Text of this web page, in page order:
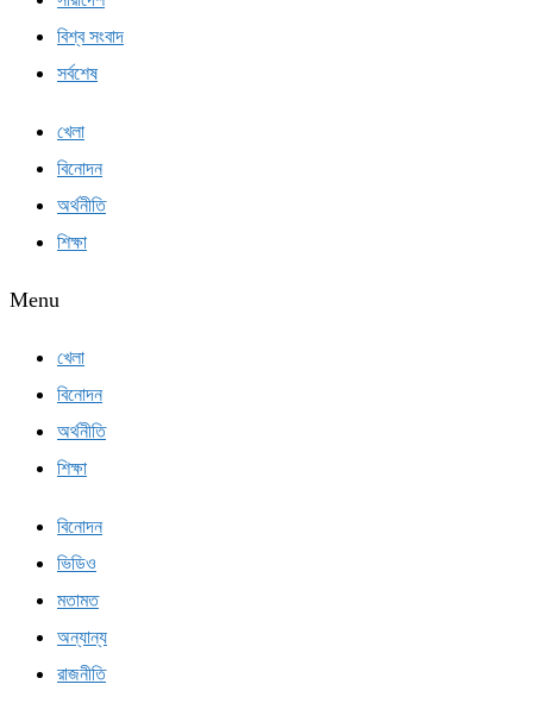
বিশ্ব সংবাদ
সর্বশেষ
খেলা
বিনোদন
অর্থনীতি
শিক্ষা
Menu
খেলা
বিনোদন
অর্থনীতি
শিক্ষা
বিনোদন
ভিডিও
মতামত
অন্যান্য
রাজনীতি